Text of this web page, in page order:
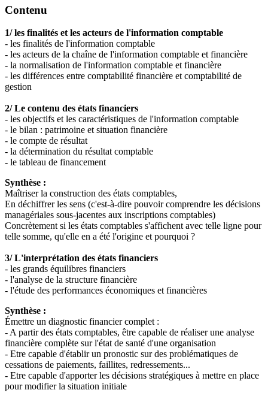
Contenu
1/ les finalités et les acteurs de l'information comptable
- les finalités de l'information comptable
- les acteurs de la chaîne de l'information comptable et financière
- la normalisation de l'information comptable et financière
- les différences entre comptabilité financière et comptabilité de
gestion
2/ Le contenu des états financiers
- les objectifs et les caractéristiques de l'information comptable
- le bilan : patrimoine et situation financière
- le compte de résultat
- la détermination du résultat comptable
- le tableau de financement
Synthèse :
Maîtriser la construction des états comptables,
En déchiffrer les sens (c'est-à-dire pouvoir comprendre les décisions
managériales sous-jacentes aux inscriptions comptables)
Concrètement si les états comptables s'affichent avec telle ligne pour
telle somme, qu'elle en a été l'origine et pourquoi ?
3/ L'interprétation des états financiers
- les grands équilibres financiers
- l'analyse de la structure financière
- l'étude des performances économiques et financières
Synthèse :
Émettre un diagnostic financier complet :
- A partir des états comptables, être capable de réaliser une analyse
financière complète sur l'état de santé d'une organisation
- Etre capable d'établir un pronostic sur des problématiques de
cessations de paiements, faillites, redressements...
- Etre capable d'apporter les décisions stratégiques à mettre en place
pour modifier la situation initiale